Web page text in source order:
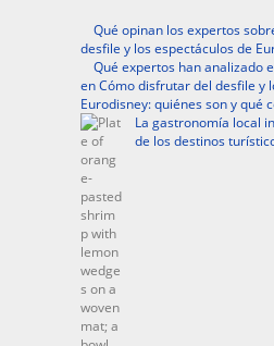
Qué opinan los expertos
desfile y los espectáculos de
Qué expertos han analizado
en Cómo disfrutar del desfile y
Eurodisney: quiénes son y qué
La gastronomía local
de los destinos